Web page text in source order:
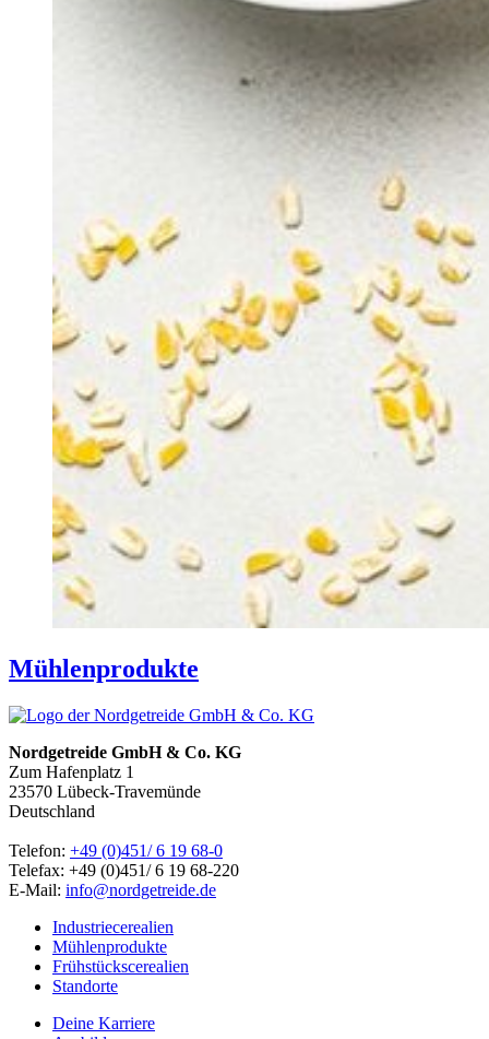
Mühlen­produkte
Nordgetreide GmbH & Co. KG
Zum Hafenplatz 1
23570 Lübeck-Travemünde
Deutschland
Telefon: +49 (0)451/ 6 19 68-0
Telefax: +49 (0)451/ 6 19 68-220
E-Mail: info@nordgetreide.de
Industriecerealien
Mühlenprodukte
Frühstückscerealien
Standorte
Deine Karriere